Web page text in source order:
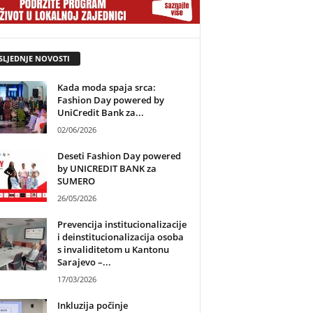
NOVOSTI
Kada moda spaja srca:
Fashion Day powered by
UniCredit Bank za...
02/06/2026
Deseti Fashion Day powered
by UNICREDIT BANK za
SUMERO
26/05/2026
Prevencija institucionalizacije
i deinstitucionalizacija osoba
s invaliditetom u Kantonu
Sarajevo –...
17/03/2026
Inkluzija počinje